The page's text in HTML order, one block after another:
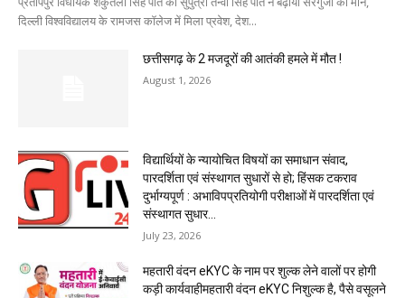
दिल्ली विश्वविद्यालय के रामजस कॉलेज में मिला प्रवेश, देश...
छत्तीसगढ़ के 2 मजदूरों की आतंकी हमले में मौत !
August 1, 2026
विद्यार्थियों के न्यायोचित विषयों का समाधान संवाद,
पारदर्शिता एवं संस्थागत सुधारों से हो; हिंसक टकराव
दुर्भाग्यपूर्ण : अभाविपप्रतियोगी परीक्षाओं में पारदर्शिता एवं
संस्थागत सुधार...
July 23, 2026
महतारी वंदन eKYC के नाम पर शुल्क लेने वालों पर होगी
कड़ी कार्यवाहीमहतारी वंदन eKYC निशुल्क है, पैसे वसूलने